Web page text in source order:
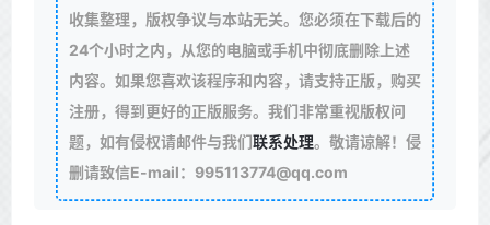
收集整理，版权争议与本站无关。您必须在下载后的
24个小时之内，从您的电脑或手机中彻底删除上述
内容。如果您喜欢该程序和内容，请支持正版，购买
注册，得到更好的正版服务。我们非常重视版权问
题，如有侵权请邮件与我们联系处理。敬请谅解！侵
删请致信E-mail：995113774@qq.com